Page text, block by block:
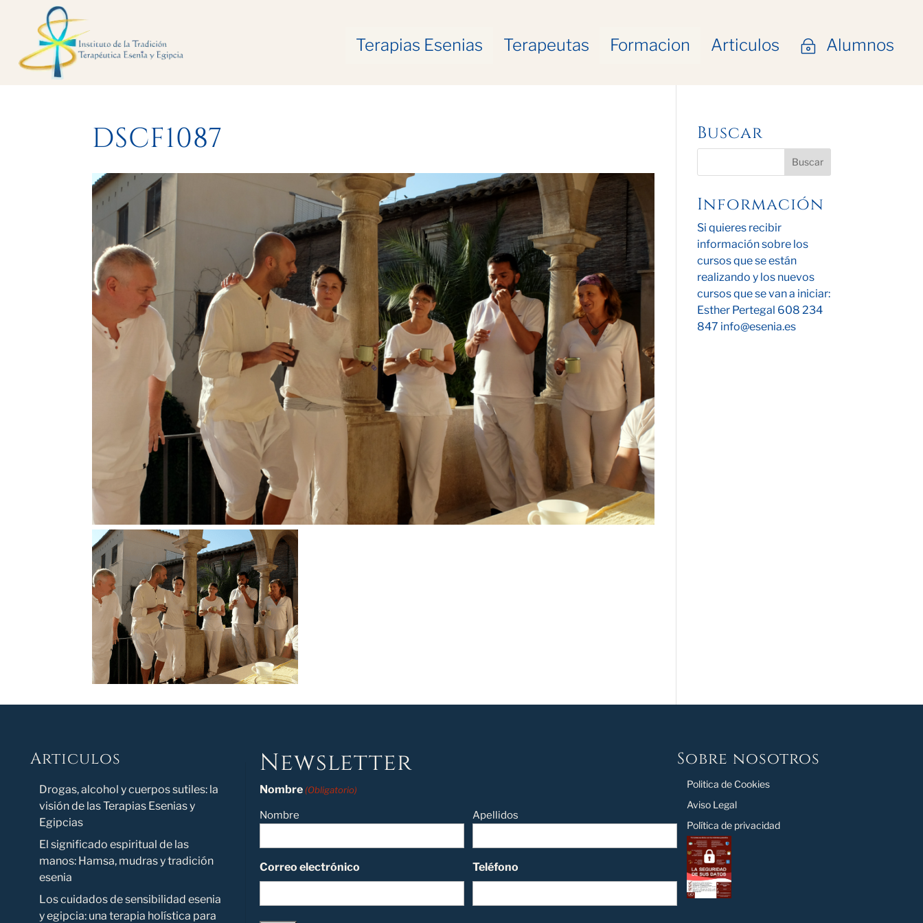
Terapias Esenias Terapeutas Formacion Articulos ~ Alumnos
DSCF1087 Buscar
Información
Si quieres recibir
información sobre los
cursos que se están
realizando y los nuevos
cursos que se van a iniciar:
Esther Pertegal 608 234
847 info@esenia.es
Articulos
Novedad
Drogas, alcohol y cuerpos sutiles: la
visión de las Terapias Esenias y
Egipcias
El significado espiritual de las
manos: Hamsa, mudras y tradición
esenia
Los cuidados de sensibilidad esenia
y egipcia: una terapia holística para
Newsletter
Nombre (Obligatorio)
Nombre Apellidos
Correo electrónico Teléfono
Sobre nosotros
Politica de Cookies
Aviso Legal
Política de privacidad